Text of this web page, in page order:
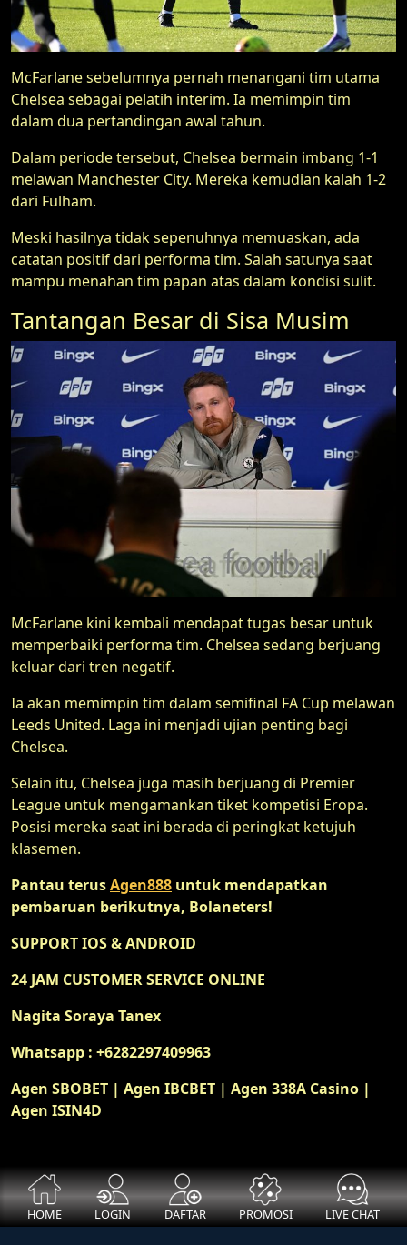
McFarlane sebelumnya pernah menangani tim utama
Chelsea sebagai pelatih interim. Ia memimpin tim
dalam dua pertandingan awal tahun.
Dalam periode tersebut, Chelsea bermain imbang 1-1
melawan Manchester City. Mereka kemudian kalah 1-2
dari Fulham.
Meski hasilnya tidak sepenuhnya memuaskan, ada
catatan positif dari performa tim. Salah satunya saat
mampu menahan tim papan atas dalam kondisi sulit.
Tantangan Besar di Sisa Musim
McFarlane kini kembali mendapat tugas besar untuk
memperbaiki performa tim. Chelsea sedang berjuang
keluar dari tren negatif.
Ia akan memimpin tim dalam semifinal FA Cup melawan
Leeds United. Laga ini menjadi ujian penting bagi
Chelsea.
Selain itu, Chelsea juga masih berjuang di Premier
League untuk mengamankan tiket kompetisi Eropa.
Posisi mereka saat ini berada di peringkat ketujuh
klasemen.
Pantau terusAgen888 untuk mendapatkan
pembaruan berikutnya, Bolaneters!
SUPPORT IOS & ANDROID
24 JAM CUSTOMER SERVICE ONLINE
Nagita Soraya Tanex
Whatsapp : +6282297409963
Agen SBOBET | Agen IBCBET | Agen 338A Casino |
Agen ISIN4D
HOME LOGIN DAFTAR PROMOSI LIVE CHAT